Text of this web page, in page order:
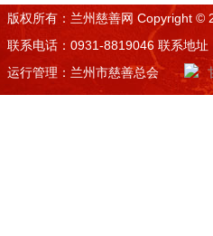
版权所有：兰州慈善网 Copyright ©
联系电话：0931-8819046 联系地
运行管理：兰州市慈善总会